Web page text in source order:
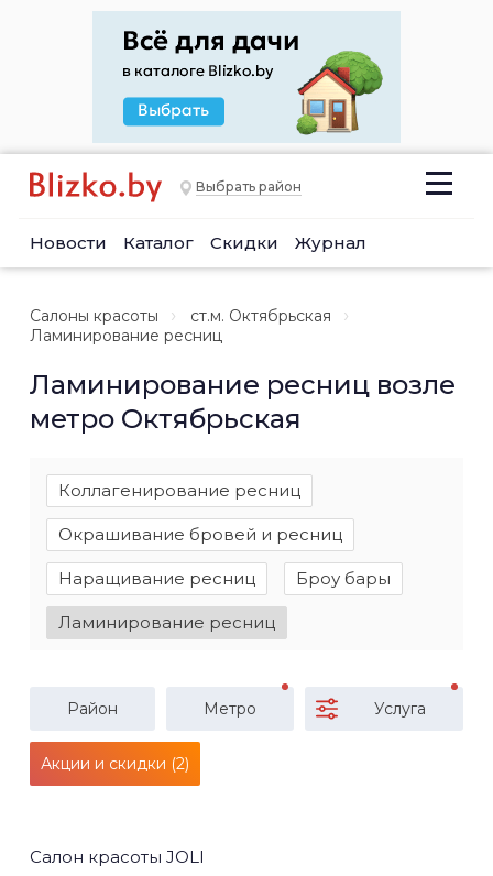
Выбрать район
Новости Каталог Скидки Журнал
Салоны красоты
ст.м. Октябрьская
Ламинирование ресниц
Ламинирование ресниц возле
метро Октябрьская
Коллагенирование ресниц
Окрашивание бровей и ресниц
Наращивание ресниц Броу бары
Ламинирование ресниц
Район Метро Услуга
Акции и скидки (2)
Салон красоты JOLI